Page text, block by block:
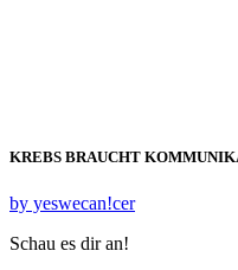
KREBS BRAUCHT
by yeswecan!cer
Schau es dir an!